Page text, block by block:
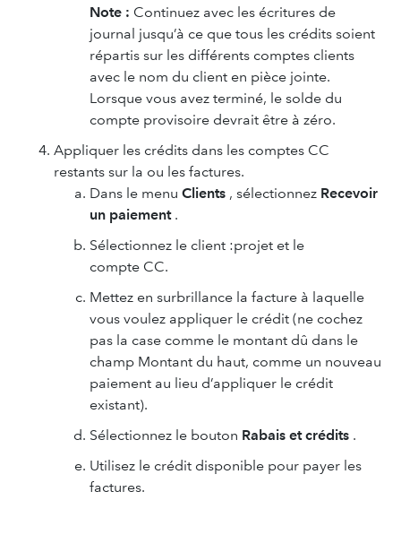
Note : Continuez avec les écritures de
journal jusqu’à ce que tous les crédits soient
répartis sur les différents comptes clients
avec le nom du client en pièce jointe.
Lorsque vous avez terminé, le solde du
compte provisoire devrait être à zéro.
Appliquer les crédits dans les comptes CC
restants sur la ou les factures.
Dans le menu Clients , sélectionnez Recevoir
un paiement.
Sélectionnez le client :projet et le
compte CC.
Mettez en surbrillance la facture à laquelle
vous voulez appliquer le crédit (ne cochez
pas la case comme le montant dû dans le
champ Montant du haut, comme un nouveau
paiement au lieu d’appliquer le crédit
existant).
Sélectionnez le bouton Rabais et crédits .
Utilisez le crédit disponible pour payer les
factures.